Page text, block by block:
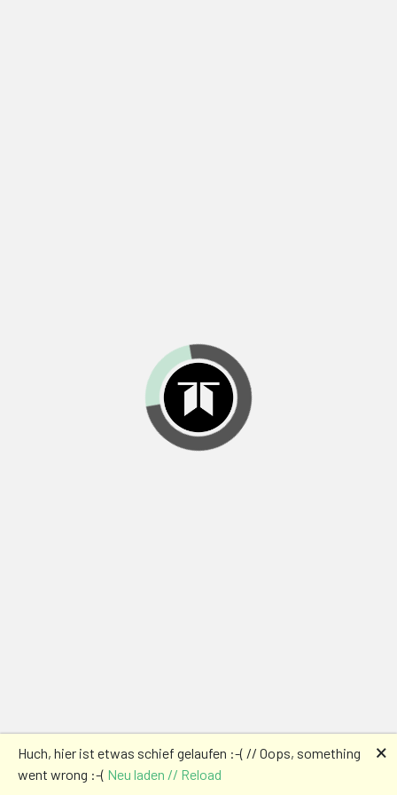
Huch, hier ist etwas schief gelaufen :-( // Oops, something
went wrong :-( Neu laden // Reload
🗙